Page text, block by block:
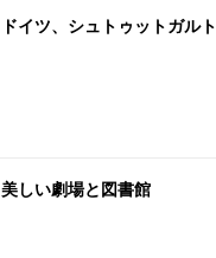
ドイツ、シュトゥットガルト
美しい劇場と図書館